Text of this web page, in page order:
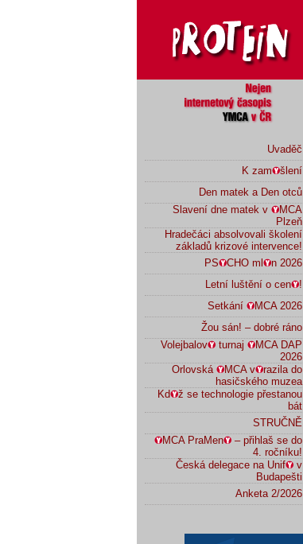
Uvaděč
K zam
šlení
Den matek a Den otců
Slavení dne matek v
MCA
Plzeň
Hradečáci absolvovali školení
základů krizové intervence!
PS
CHO ml
n 2026
Letní luštění o cen
!
Setkání
MCA 2026
Žou sán! – dobré ráno
Volejbalov
turnaj
MCA DAP
2026
Orlovská
MCA v
razila do
hasičského muzea
Kd
ž se technologie přestanou
bát
STRUČNĚ
MCA PraMen
– přihlaš se do
4. ročníku!
Česká delegace na Unif
v
Budapešti
Anketa 2/2026